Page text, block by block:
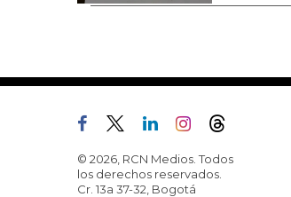
© 2026, RCN Medios. Todos
los derechos reservados.
Cr. 13a 37-32, Bogotá